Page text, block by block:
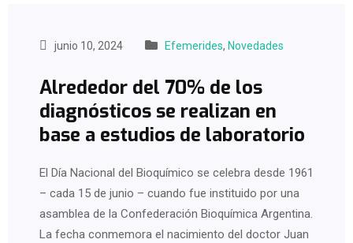
junio 10, 2024 Efemerides, Novedades
Alrededor del 70% de los
diagnósticos se realizan en
base a estudios de laboratorio
El Día Nacional del Bioquímico se celebra desde 1961
– cada 15 de junio – cuando fue instituido por una
asamblea de la Confederación Bioquímica Argentina.
La fecha conmemora el nacimiento del doctor Juan